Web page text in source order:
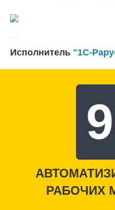
Исполнитель "1С-
РАБОЧИХ